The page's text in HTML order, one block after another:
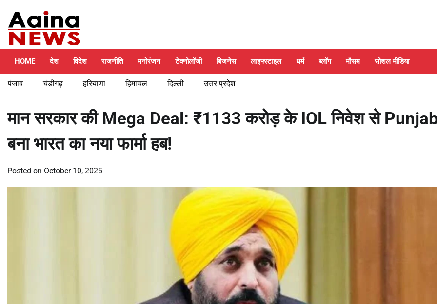
content
HOME देश विदेश राजनीति मनोरंजन टेक्नोलॉजी बिजनेस लाइफ्स्टाइल धर्म ब्लॉग मौसम सोशल मीडिया
पंजाब चंडीगढ़ हरियाणा हिमाचल दिल्ली उत्तर प्रदेश
मान सरकार की Mega Deal: ₹1133 करोड़ के IOL निवेश से
बना भारत का नया फार्मा हब!
Posted on October 10, 2025